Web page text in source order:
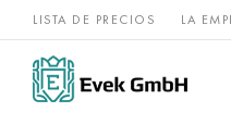
LISTA DE PRECIOS LA
Aleaciones de
níquel